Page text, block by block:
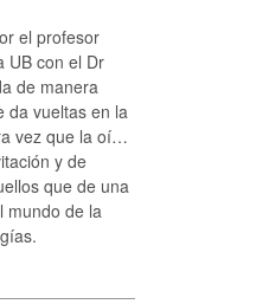
el profesor
UB con el Dr
de manera
da vueltas en la
vez que la oí…
y de
que de una
mundo de la